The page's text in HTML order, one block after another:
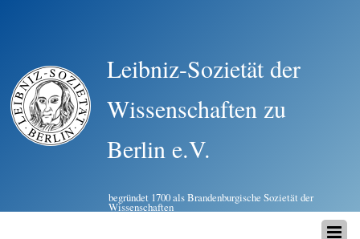
Leibniz-Sozietät der
Wissenschaften zu
Berlin e.V.
begründet 1700 als Brandenburgische Sozietät der
Wissenschaften